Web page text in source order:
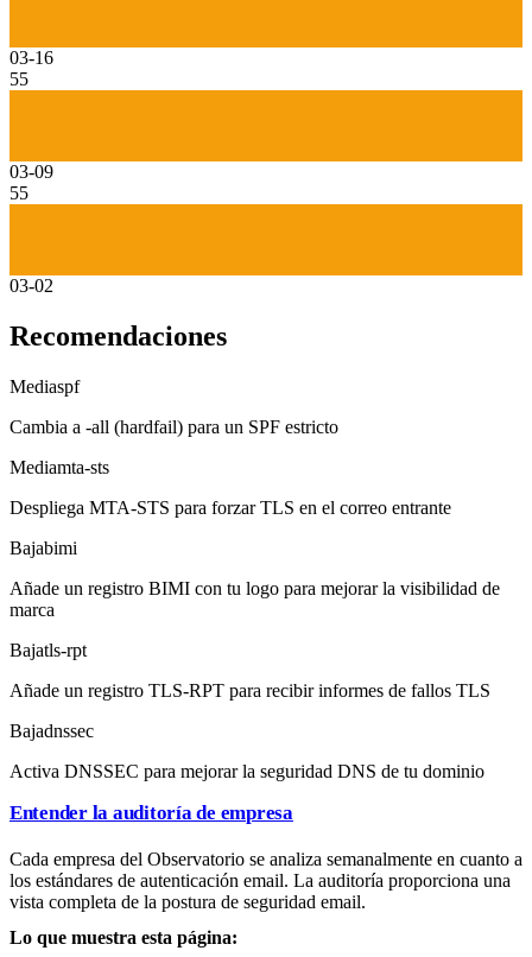
03-16
55
03-09
55
03-02
Recomendaciones
Mediaspf
Cambia a -all (hardfail) para un SPF estricto
Mediamta-sts
Despliega MTA-STS para forzar TLS en el correo entrante
Bajabimi
Añade un registro BIMI con tu logo para mejorar la visibilidad de
marca
Bajatls-rpt
Añade un registro TLS-RPT para recibir informes de fallos TLS
Bajadnssec
Activa DNSSEC para mejorar la seguridad DNS de tu dominio
Entender la auditoría de empresa
Cada empresa del Observatorio se analiza semanalmente en cuanto a
los estándares de autenticación email. La auditoría proporciona una
vista completa de la postura de seguridad email.
Lo que muestra esta página: